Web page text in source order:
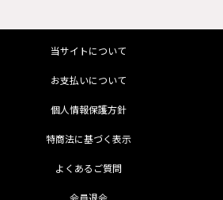
当サイトについて
お支払いについて
個人情報保護方針
特商法に基づく表示
よくあるご質問